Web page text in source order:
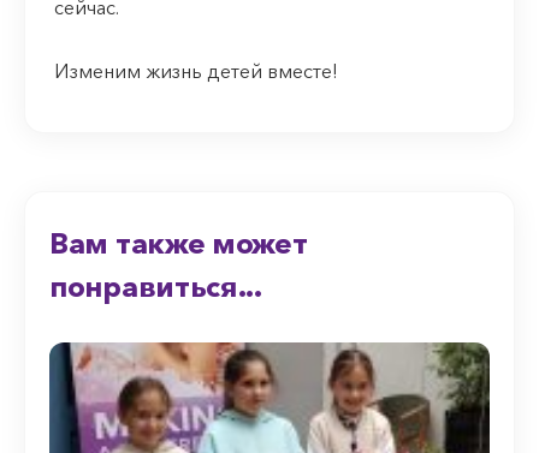
сейчас.
Изменим жизнь детей вместе!
Вам также может
понравиться...